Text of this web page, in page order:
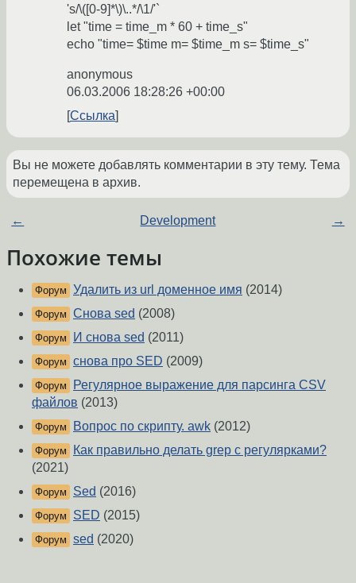
's/\([0-9]*\)\..*/\1/'`
let "time = time_m * 60 + time_s"
echo "time= $time m= $time_m s= $time_s"
anonymous
06.03.2006 18:28:26 +00:00
Ссылка
Вы не можете добавлять комментарии в эту тему. Тема
перемещена в архив.
← Development →
Похожие темы
Форум Удалить из url доменное имя (2014)
Форум Снова sed (2008)
Форум И снова sed (2011)
Форум снова про SED (2009)
Форум
Регулярное выражение для парсинга CSV
файлов (2013)
Форум Вопрос по скрипту. awk (2012)
Форум
Как правильно делать grep с регулярками?
(2021)
Форум Sed (2016)
Форум SED (2015)
Форум sed (2020)